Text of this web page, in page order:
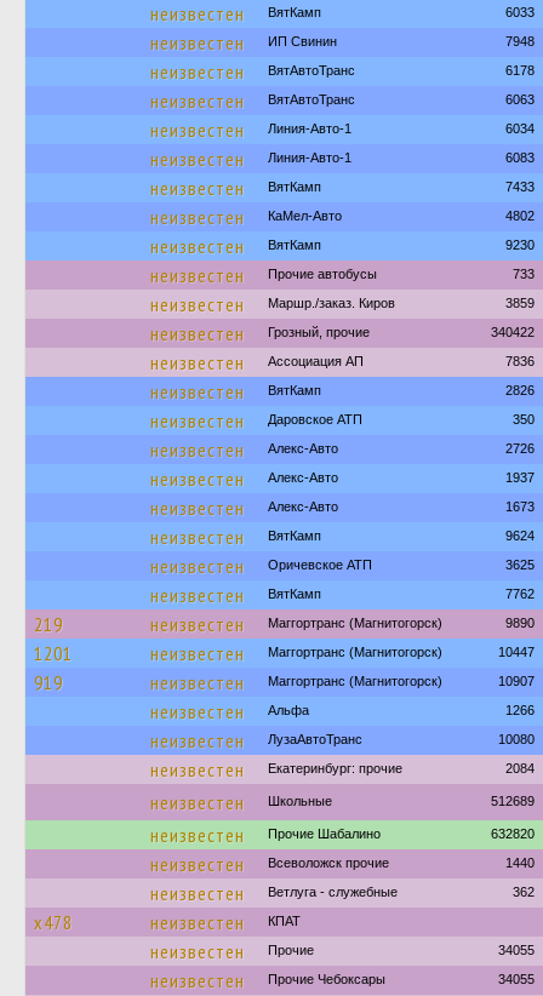
неизвестен ВятКамп 6033
неизвестен ИП Свинин 7948
неизвестен ВятАвтоТранс 6178
неизвестен ВятАвтоТранс 6063
неизвестен Линия-Авто-1 6034
неизвестен Линия-Авто-1 6083
неизвестен ВятКамп 7433
неизвестен КаМел-Авто 4802
неизвестен ВятКамп 9230
неизвестен Прочие автобусы 733
неизвестен Маршр./заказ. Киров 3859
неизвестен Грозный, прочие 340422
неизвестен Ассоциация АП 7836
неизвестен ВятКамп 2826
неизвестен Даровское АТП 350
неизвестен Алекс-Авто 2726
неизвестен Алекс-Авто 1937
неизвестен Алекс-Авто 1673
неизвестен ВятКамп 9624
неизвестен Оричевское АТП 3625
неизвестен ВятКамп 7762
219 неизвестен Маггортранс (Магнитогорск) 9890
1201 неизвестен Маггортранс (Магнитогорск) 10447
919 неизвестен Маггортранс (Магнитогорск) 10907
неизвестен Альфа 1266
неизвестен ЛузаАвтоТранс 10080
неизвестен Екатеринбург: прочие 2084
неизвестен Школьные 512689
неизвестен Прочие Шабалино 632820
неизвестен Всеволожск прочие 1440
неизвестен Ветлуга - служебные 362
х478 неизвестен КПАТ
неизвестен Прочие 34055
неизвестен Прочие Чебоксары 34055